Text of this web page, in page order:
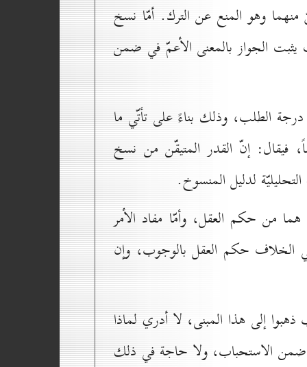
وهو المنع عن الترك. أمّا نسخ
يثبت الجواز بالمعنى الأعمّ في ضمن
الطلب، وذلك بناءً على تأتّي ما
فيقال: إنّ القدر المتيقّن من نسخ
لدليل المنسوخ.
من حكم العقل، وأمّا مفاد الأمر
الخلاف حكم العقل بالوجوب، وإن
إلى هذا المبنى، لا أدري لماذا
في ضمن الاستحباب، ولا حاجة في ذلك